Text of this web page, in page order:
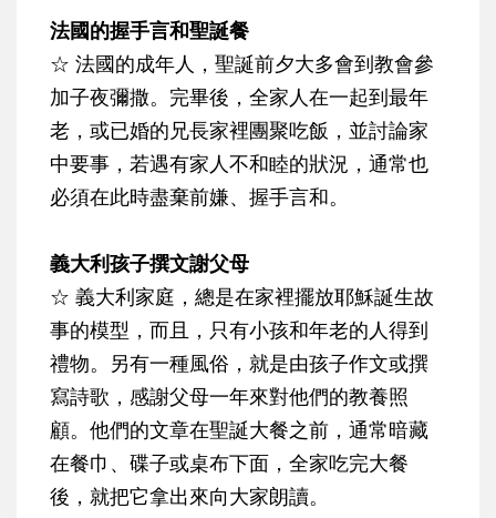
法國的握手言和聖誕餐
☆ 法國的成年人，聖誕前夕大多會到教會參
加子夜彌撒。完畢後，全家人在一起到最年
老，或已婚的兄長家裡團聚吃飯，並討論家
中要事，若遇有家人不和睦的狀況，通常也
必須在此時盡棄前嫌、握手言和。
義大利孩子撰文謝父母
☆ 義大利家庭，總是在家裡擺放耶穌誕生故
事的模型，而且，只有小孩和年老的人得到
禮物。另有一種風俗，就是由孩子作文或撰
寫詩歌，感謝父母一年來對他們的教養照
顧。他們的文章在聖誕大餐之前，通常暗藏
在餐巾、碟子或桌布下面，全家吃完大餐
後，就把它拿出來向大家朗讀。